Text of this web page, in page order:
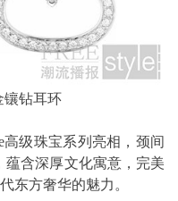
镶钻耳环
高级珠宝系列亮相，颈间
含深厚文化寓意，完美
东方奢华的魅力。